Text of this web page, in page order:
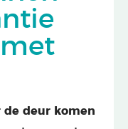
de deur komen